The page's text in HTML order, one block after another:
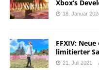
Xbox’s
18. Januar
FFXIV:
limitierter
21. Juli 2021